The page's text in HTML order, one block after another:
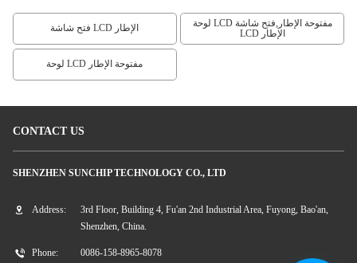
فتح شاشة LCD الإطار
لوحة LCD مفتوحة الإطار,فتح شاشة
LCD الإطار
لوحة LCD مفتوحة الإطار
CONTACT US
SHENZHEN SUNCHIP TECHNOLOGY CO., LTD
Address:
3rd Floor, Building 4, Fu'an 2nd Industrial Area, Fuyong, Bao'an,
Shenzhen, China.
Phone: 0086-158-8965-8078